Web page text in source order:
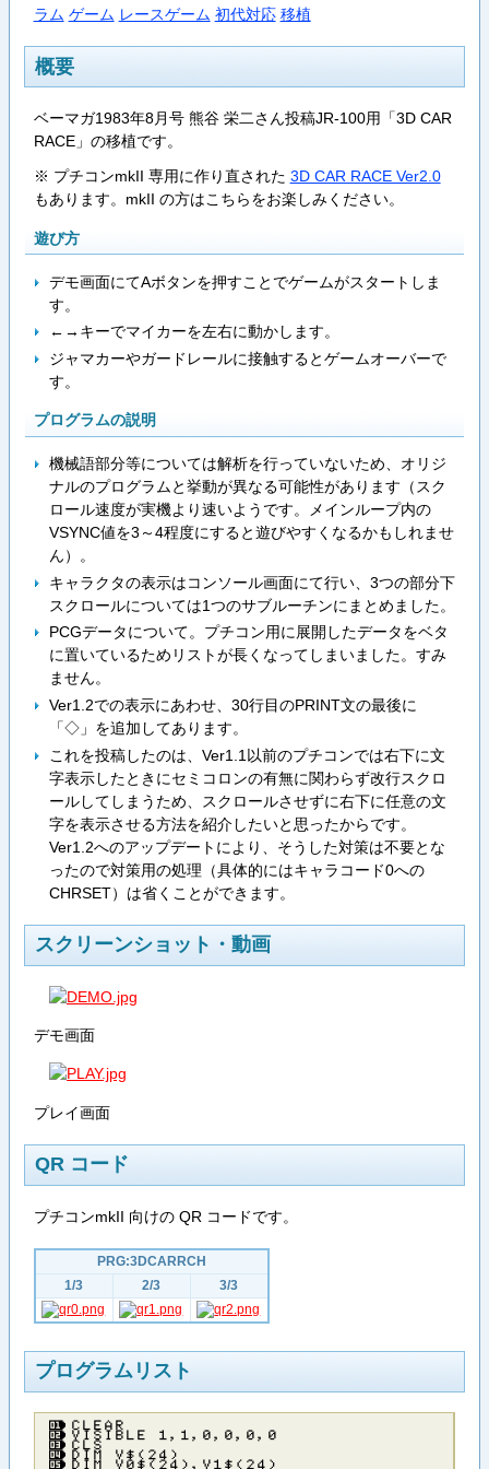
ラム ゲーム レースゲーム 初代対応 移植
概要
ベーマガ1983年8月号 熊谷 栄二さん投稿JR-100用「3D CAR
RACE」の移植です。
※ プチコンmkII 専用に作り直された 3D CAR RACE Ver2.0
もあります。mkII の方はこちらをお楽しみください。
遊び方
デモ画面にてAボタンを押すことでゲームがスタートしま
す。
←→キーでマイカーを左右に動かします。
ジャマカーやガードレールに接触するとゲームオーバーで
す。
プログラムの説明
機械語部分等については解析を行っていないため、オリジ
ナルのプログラムと挙動が異なる可能性があります（スク
ロール速度が実機より速いようです。メインループ内の
VSYNC値を3～4程度にすると遊びやすくなるかもしれませ
ん）。
キャラクタの表示はコンソール画面にて行い、3つの部分下
スクロールについては1つのサブルーチンにまとめました。
PCGデータについて。プチコン用に展開したデータをベタ
に置いているためリストが長くなってしまいました。すみ
ません。
Ver1.2での表示にあわせ、30行目のPRINT文の最後に
「◇」を追加してあります。
これを投稿したのは、Ver1.1以前のプチコンでは右下に文
字表示したときにセミコロンの有無に関わらず改行スクロ
ールしてしまうため、スクロールさせずに右下に任意の文
字を表示させる方法を紹介したいと思ったからです。
Ver1.2へのアップデートにより、そうした対策は不要とな
ったので対策用の処理（具体的にはキャラコード0への
CHRSET）は省くことができます。
スクリーンショット・動画
デモ画面
プレイ画面
QR コード
プチコンmkII 向けの QR コードです。
PRG:3DCARRCH
1/3
2/3 3/3
プログラムリスト
ＣＬＥＡＲ
ＶＩＳＩＢＬＥ １，１，０，０，０，０
ＣＬＳ
ＤＩＭ Ｖ＄（２４）
ＤＩＭ Ｖ０＄（２４），Ｖ１＄（２４）